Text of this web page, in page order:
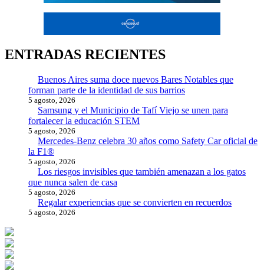
ENTRADAS RECIENTES
Buenos Aires suma doce nuevos Bares Notables que
forman parte de la identidad de sus barrios
5 agosto, 2026
Samsung y el Municipio de Tafí Viejo se unen para
fortalecer la educación STEM
5 agosto, 2026
Mercedes-Benz celebra 30 años como Safety Car oficial de
la F1®
5 agosto, 2026
Los riesgos invisibles que también amenazan a los gatos
que nunca salen de casa
5 agosto, 2026
Regalar experiencias que se convierten en recuerdos
5 agosto, 2026